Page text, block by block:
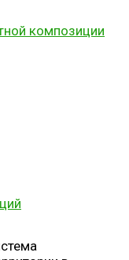
композиции